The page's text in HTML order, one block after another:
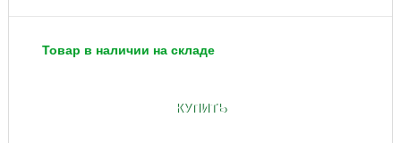
Товар в наличии на складе
КУПИТЬ